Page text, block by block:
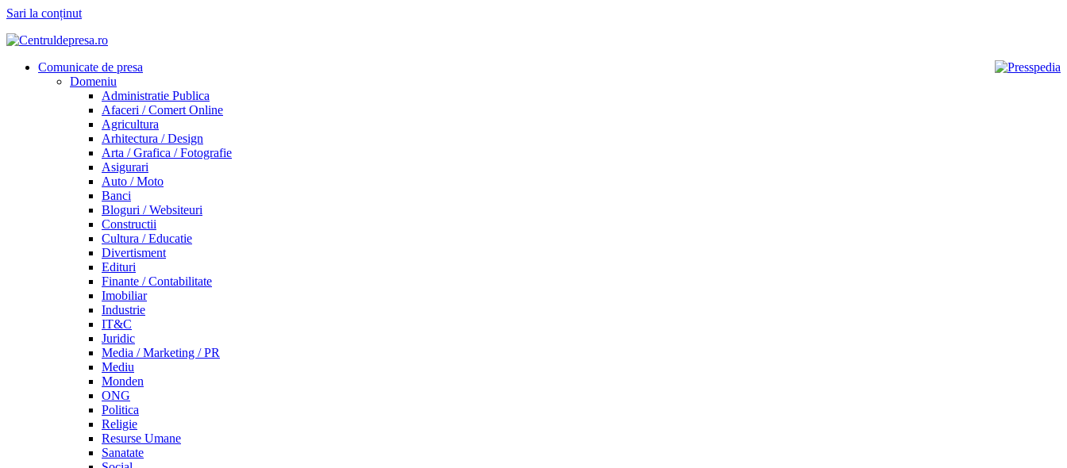
Sari la conținut
Comunicate de presa
Domeniu
Administratie Publica
Afaceri / Comert Online
Agricultura
Arhitectura / Design
Arta / Grafica / Fotografie
Asigurari
Auto / Moto
Banci
Bloguri / Websiteuri
Constructii
Cultura / Educatie
Divertisment
Edituri
Finante / Contabilitate
Imobiliar
Industrie
IT&C
Juridic
Media / Marketing / PR
Mediu
Monden
ONG
Politica
Religie
Resurse Umane
Sanatate